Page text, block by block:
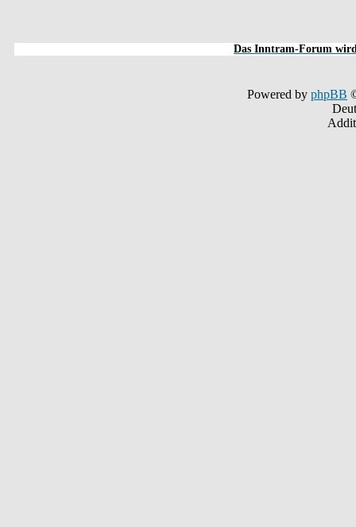
Das Inntram-Forum
Powered by phpBB